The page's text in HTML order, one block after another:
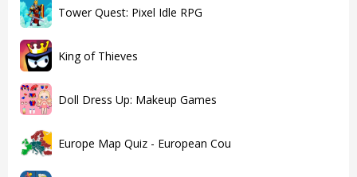
Tower Quest: Pixel Idle RPG
King of Thieves
Doll Dress Up: Makeup Games
Europe Map Quiz - European Cou